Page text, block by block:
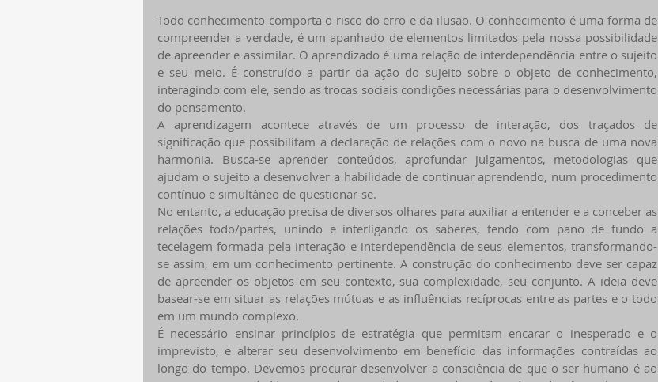
Todo conhecimento comporta o risco do erro e da ilusão. O conhecimento é uma forma de
compreender a verdade, é um apanhado de elementos limitados pela nossa possibilidade
de apreender e assimilar. O aprendizado é uma relação de interdependência entre o sujeito
e seu meio. É construído a partir da ação do sujeito sobre o objeto de conhecimento,
interagindo com ele, sendo as trocas sociais condições necessárias para o desenvolvimento
do pensamento.
A aprendizagem acontece através de um processo de interação, dos traçados de
significação que possibilitam a declaração de relações com o novo na busca de uma nova
harmonia. Busca-se aprender conteúdos, aprofundar julgamentos, metodologias que
ajudam o sujeito a desenvolver a habilidade de continuar aprendendo, num procedimento
contínuo e simultâneo de questionar-se.
No entanto, a educação precisa de diversos olhares para auxiliar a entender e a conceber as
relações todo/partes, unindo e interligando os saberes, tendo com pano de fundo a
tecelagem formada pela interação e interdependência de seus elementos, transformando-
se assim, em um conhecimento pertinente. A construção do conhecimento deve ser capaz
de apreender os objetos em seu contexto, sua complexidade, seu conjunto. A ideia deve
basear-se em situar as relações mútuas e as influências recíprocas entre as partes e o todo
em um mundo complexo.
É necessário ensinar princípios de estratégia que permitam encarar o inesperado e o
imprevisto, e alterar seu desenvolvimento em benefício das informações contraídas ao
longo do tempo. Devemos procurar desenvolver a consciência de que o ser humano é ao